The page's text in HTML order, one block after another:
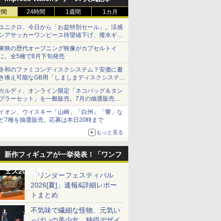
24時間 1週間 1カ月
ニクロ、今日から「お盆特別セール」。涼感
アサッカーワンピース待望値下げ、撥水ギア
ョーツは1990円に
映の歴代オープニング映像がカプセルトイ
。全5種で8月下旬発売
和のファミコンディスクシステム？安価に書
換え可能なGB用「しましまディスクシステ
」
ルディ、オンライン限定「ネコバッグ＆タン
ラーセット」を一般販売。7月の抽選販売の
選無効分
オン、ウイスキー「山崎」「白州」「響」な
7種を抽選販売。応募は本日20時まで
もっと見る
新作フィギュアが一挙発表！「ワンフ
ェス2026[夏]」特集「ワンダーフェスティバル
2026[夏]」速報&詳細レポー
トまとめ
不気味で繊細な怪物、元気い